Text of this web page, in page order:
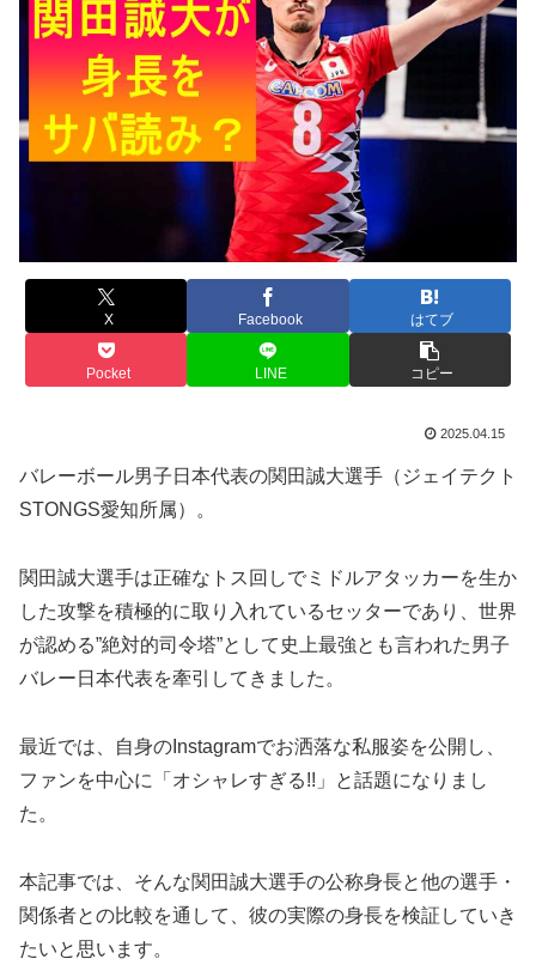
X Facebook はてブ
Pocket LINE コピー
2025.04.15
バレーボール男子日本代表の関田誠大選手（ジェイテクト
STONGS愛知所属）。
関田誠大選手は正確なトス回しでミドルアタッカーを生か
した攻撃を積極的に取り入れているセッターであり、世界
が認める”絶対的司令塔”として史上最強とも言われた男子
バレー日本代表を牽引してきました。
最近では、自身のInstagramでお洒落な私服姿を公開し、
ファンを中心に「オシャレすぎる!!」と話題になりまし
た。
本記事では、そんな関田誠大選手の公称身長と他の選手・
関係者との比較を通して、彼の実際の身長を検証していき
たいと思います。